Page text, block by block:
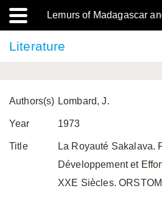
Lemurs of Madagascar
Literature
Authors(s) Lombard, J.
Year 1973
Title
La Royauté Sakalava.
Développement et
XXE Siècles.